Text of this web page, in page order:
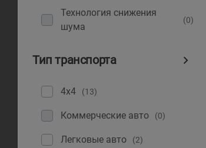
Технология снижения
шума
(0)
Тип транспорта
4x4 (13)
Коммерческие авто (0)
Легковые авто (2)